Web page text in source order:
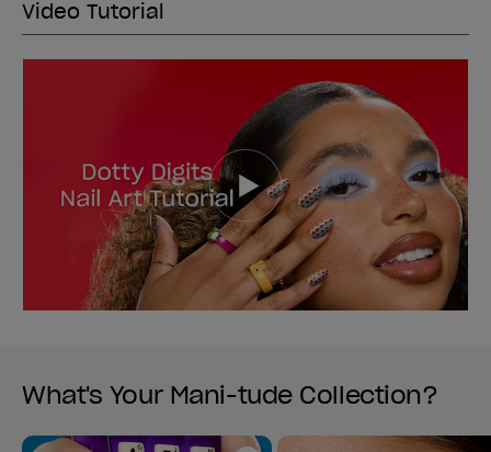
Video Tutorial
What's Your Mani-tude Collection?